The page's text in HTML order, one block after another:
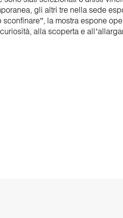
gli altri tre nella sede
la mostra espone
alla scoperta e